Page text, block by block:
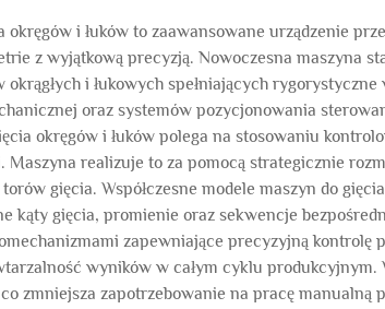
okręgów i łuków to zaawansowane urządzenie
z wyjątkową precyzją. Nowoczesna maszyna
okrągłych i łukowych spełniających
oraz systemów pozycjonowania
okręgów i łuków polega na stosowaniu
Maszyna realizuje to za pomocą strategicznie
gięcia. Współczesne modele maszyn do
kąty gięcia, promienie oraz sekwencje
zapewniające precyzyjną
wyników w całym cyklu
zmniejsza zapotrzebowanie na pracę